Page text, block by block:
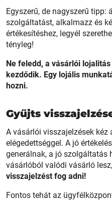
Egyszerű, de nagyszerű tipp:
szolgáltatást, alkalmazz és
értékesítéshez, legyél
tényleg!
Ne feledd, a vásárlói
kezdődik. Egy lojális
hozni.
Gyűjts
A vásárlói visszajelzések kéz
elégedettséggel. A jó
generálnak, a jó szolgáltatás
vásárlóból valódi vásárló
visszajelzést fog adni!
Fontos tehát az